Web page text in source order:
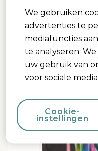
Media Carousel
Carousel with product
We gebruiken
advertenties te
mediafuncties
te analyseren.
uw gebruik van
voor sociale
Cookie-
instellingen